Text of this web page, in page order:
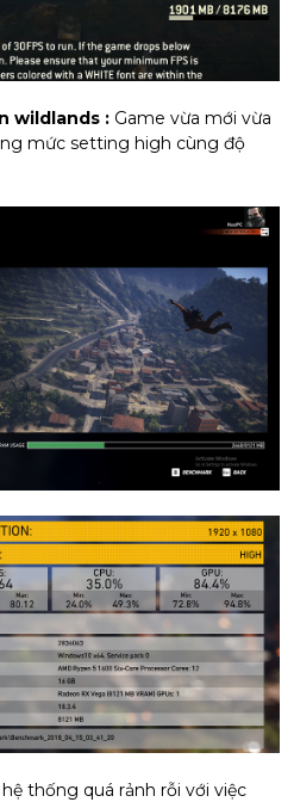
wildlands : Game vừa mới vừa
mức setting high cùng độ
thống quá rảnh rỗi với việc